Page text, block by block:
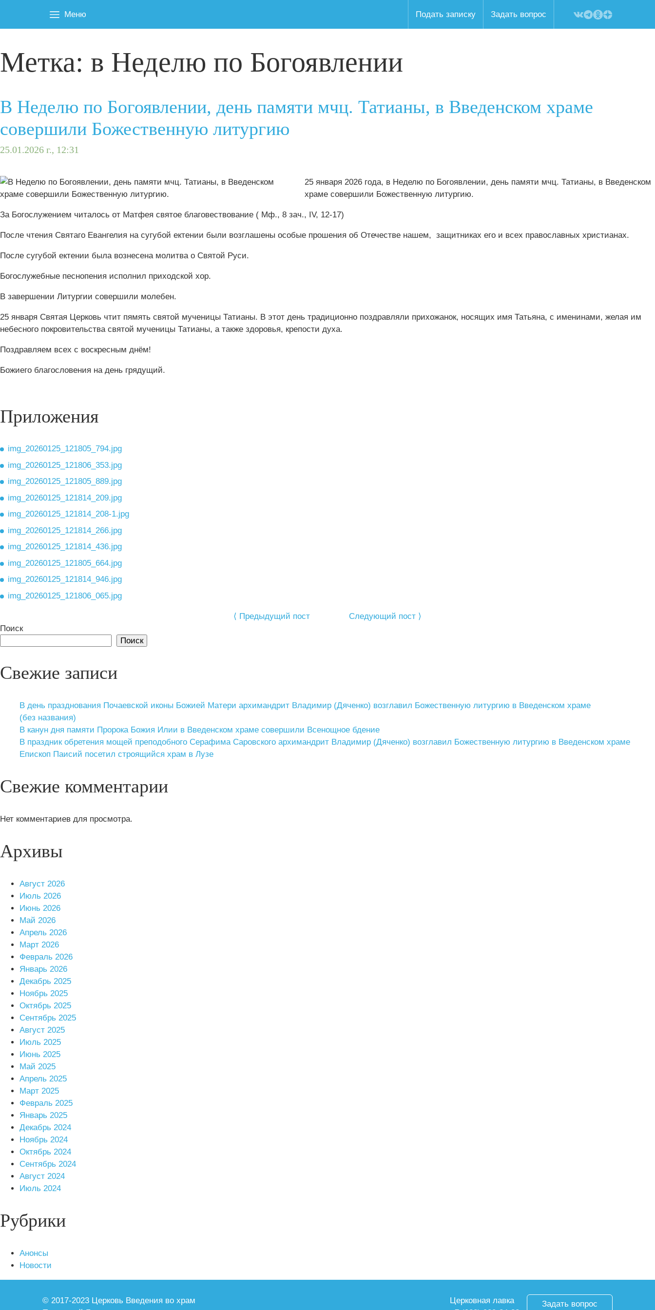
Меню Подать записку Задать вопрос
Метка: в Неделю по Богоявлении
В Неделю по Богоявлении, день памяти мчц. Татианы, в Введенском храме
совершили Божественную литургию
25.01.2026 г., 12:31
25 января 2026 года, в Неделю по Богоявлении, день памяти мчц. Татианы, в Введенском
храме совершили Божественную литургию.
За Богослужением читалось от Матфея святое благовествование ( Мф., 8 зач., IV, 12-17)
После чтения Святаго Евангелия на сугубой ектении были возглашены особые прошения об Отечестве нашем, защитниках его и всех православных христианах.
После сугубой ектении была вознесена молитва о Святой Руси.
Богослужебные песнопения исполнил приходской хор.
В завершении Литургии совершили молебен.
25 января Святая Церковь чтит пямять святой мученицы Татианы. В этот день традиционно поздравляли прихожанок, носящих имя Татьяна, с именинами, желая им
небесного покровительства святой мученицы Татианы, а также здоровья, крепости духа.
Поздравляем всех с воскресным днём!
Божиего благословения на день грядущий.
Приложения
img_20260125_121805_794.jpg
img_20260125_121806_353.jpg
img_20260125_121805_889.jpg
img_20260125_121814_209.jpg
img_20260125_121814_208-1.jpg
img_20260125_121814_266.jpg
img_20260125_121814_436.jpg
img_20260125_121805_664.jpg
img_20260125_121814_946.jpg
img_20260125_121806_065.jpg
⟨ Предыдущий пост
Следующий пост ⟩
Поиск
Поиск
Свежие записи
В день празднования Почаевской иконы Божией Матери архимандрит Владимир (Дяченко) возглавил Божественную литургию в Введенском храме
(без названия)
В канун дня памяти Пророка Божия Илии в Введенском храме совершили Всенощное бдение
В праздник обретения мощей преподобного Серафима Саровского архимандрит Владимир (Дяченко) возглавил Божественную литургию в Введенском храме
Епископ Паисий посетил строящийся храм в Лузе
Свежие комментарии
Нет комментариев для просмотра.
Архивы
Август 2026
Июль 2026
Июнь 2026
Май 2026
Апрель 2026
Март 2026
Февраль 2026
Январь 2026
Декабрь 2025
Ноябрь 2025
Октябрь 2025
Сентябрь 2025
Август 2025
Июль 2025
Июнь 2025
Май 2025
Апрель 2025
Март 2025
Февраль 2025
Январь 2025
Декабрь 2024
Ноябрь 2024
Октябрь 2024
Сентябрь 2024
Август 2024
Июль 2024
Рубрики
Анонсы
Новости
© 2017-2023 Церковь Введения во храм
Церковная лавка
Задать вопрос